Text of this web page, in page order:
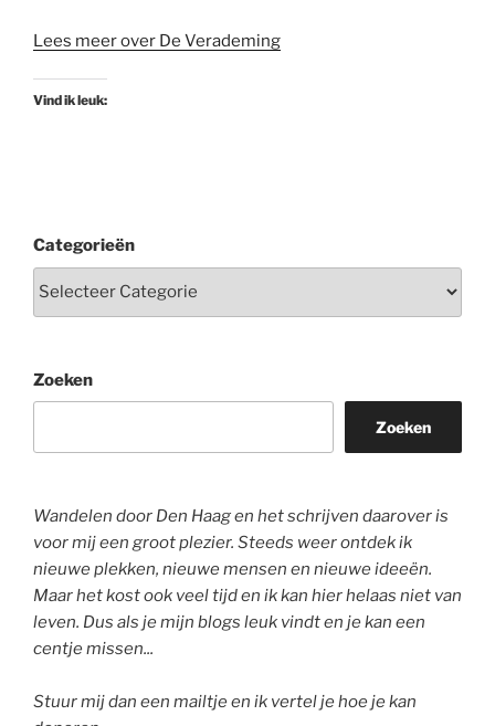
Lees meer over De Verademing
Vind ik leuk:
Categorieën
Zoeken
Zoeken
Wandelen door Den Haag en het schrijven daarover is
voor mij een groot plezier. Steeds weer ontdek ik
nieuwe plekken, nieuwe mensen en nieuwe ideeën.
Maar het kost ook veel tijd en ik kan hier helaas niet van
leven. Dus als je mijn blogs leuk vindt en je kan een
centje missen...
Stuur mij dan een mailtje en ik vertel je hoe je kan